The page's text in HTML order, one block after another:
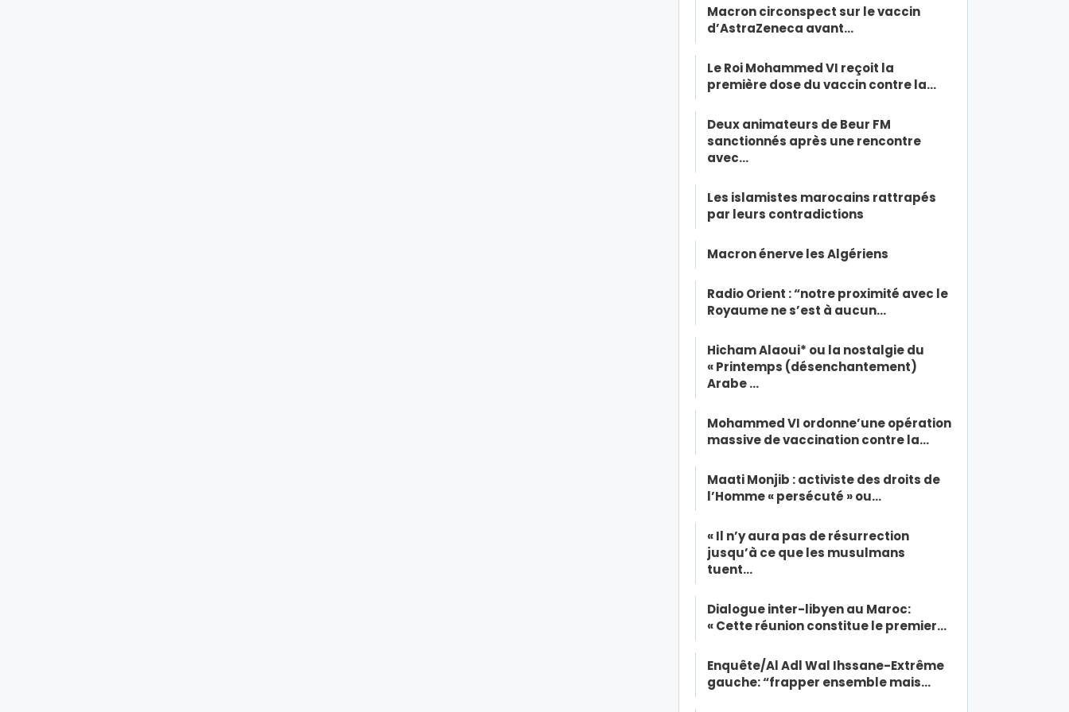
Macron circonspect sur le vaccin
d’AstraZeneca avant…
Le Roi Mohammed VI reçoit la
première dose du vaccin contre la…
Deux animateurs de Beur FM
sanctionnés après une rencontre
avec…
Les islamistes marocains rattrapés
par leurs contradictions
Macron énerve les Algériens
Radio Orient : “notre proximité avec le
Royaume ne s’est à aucun…
Hicham Alaoui* ou la nostalgie du
« Printemps (désenchantement)
Arabe …
Mohammed VI ordonne’une opération
massive de vaccination contre la…
Maati Monjib : activiste des droits de
l’Homme « persécuté » ou…
« Il n’y aura pas de résurrection
jusqu’à ce que les musulmans
tuent…
Dialogue inter-libyen au Maroc:
« Cette réunion constitue le premier…
Enquête/Al Adl Wal Ihssane-Extrême
gauche: “frapper ensemble mais…